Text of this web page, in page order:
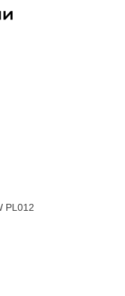
PL012